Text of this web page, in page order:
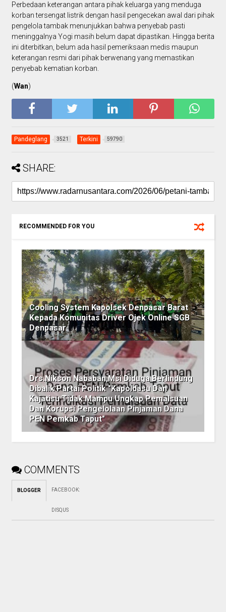
Perbedaan keterangan antara pihak keluarga yang menduga
korban tersengat listrik dengan hasil pengecekan awal dari pihak
pengelola tambak menunjukkan bahwa penyebab pasti
meninggalnya Yogi masih belum dapat dipastikan. Hingga berita
ini diterbitkan, belum ada hasil pemeriksaan medis maupun
keterangan resmi dari pihak berwenang yang memastikan
penyebab kematian korban.
(Wan)
Pandeglang 3521 Terkini 59790
SHARE:
RECOMMENDED FOR YOU
Cooling System Kapolsek Denpasar Barat
Kepada Komunitas Driver Ojek Online SGB
Denpasar
Drs.Nikson Nababan,Msi Diduga Berlindung
Dibalik Partai Politik "Kapoldasu Dan
Kajatisu Tidak Mampu Ungkap Pemalsuan
Dan Korupsi Pengelolaan Pinjaman Dana
PEN Pemkab Taput"
COMMENTS
BLOGGER FACEBOOK:
DISQUS